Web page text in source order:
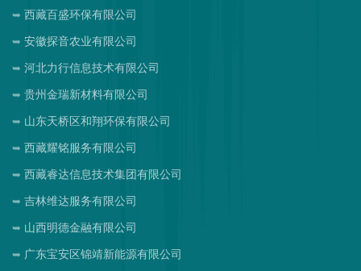
西藏百盛环保有限公司
安徽探音农业有限公司
河北力行信息技术有限公司
贵州金瑞新材料有限公司
山东天桥区和翔环保有限公司
西藏耀铭服务有限公司
西藏睿达信息技术集团有限公司
吉林维达服务有限公司
山西明德金融有限公司
广东宝安区锦靖新能源有限公司